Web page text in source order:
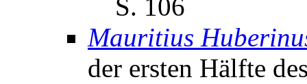
S. 106
Mauritius
der ersten Hälfte